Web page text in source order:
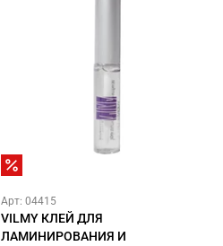
Арт: 04415
VILMY КЛЕЙ ДЛЯ
ЛАМИНИРОВАНИЯ И